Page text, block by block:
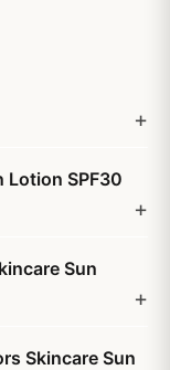
Lotion SPF30
Sun
Skincare Sun